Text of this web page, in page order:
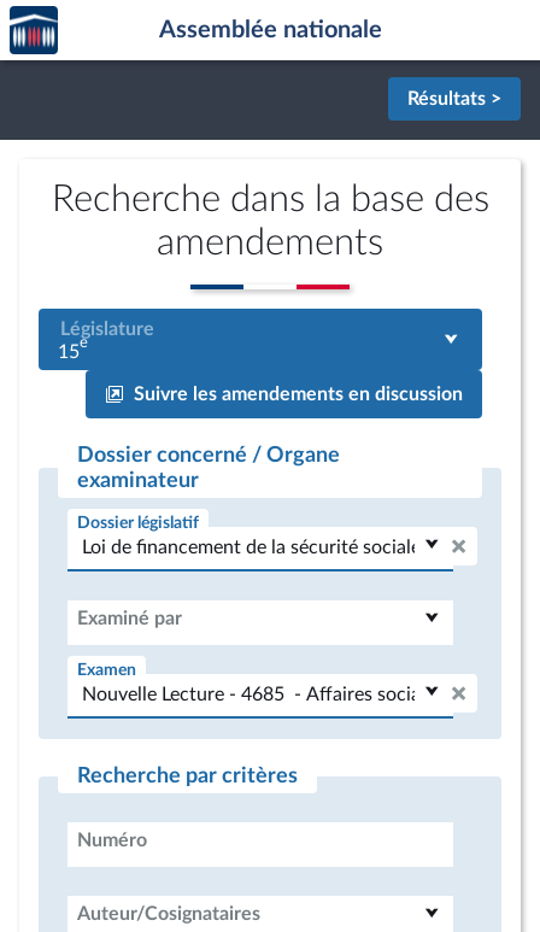
Aller au contenu
Aller en bas de la page
Accèder
à la
page
Assemblée nationale
Résultats >
Recherche dans la base des
amendements
Législature
15e
Suivre les amendements en discussion
Dossier concerné / Organe
examinateur
Dossier législatif
Examiné par
Examen
Recherche par critères
Numéro
Auteur/Cosignataires